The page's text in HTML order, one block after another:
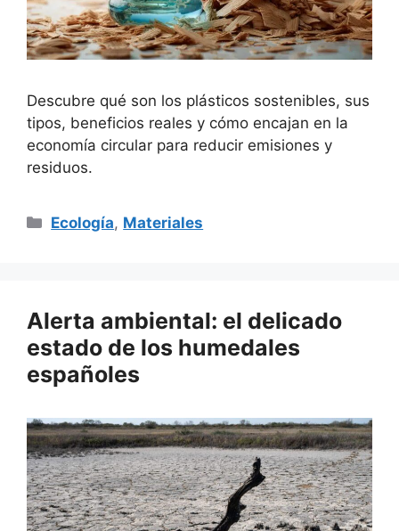
Descubre qué son los plásticos sostenibles, sus
tipos, beneficios reales y cómo encajan en la
economía circular para reducir emisiones y
residuos.
Categorías
Ecología, Materiales
Alerta ambiental: el delicado
estado de los humedales
españoles